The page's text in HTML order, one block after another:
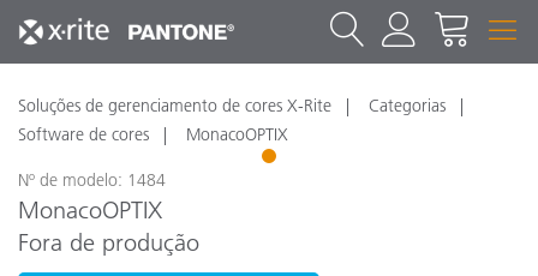
Soluções de gerenciamento de cores X-Rite
Categorias
Software de cores
MonacoOPTIX
1
Nº de modelo: 1484
MonacoOPTIX
Fora de produção